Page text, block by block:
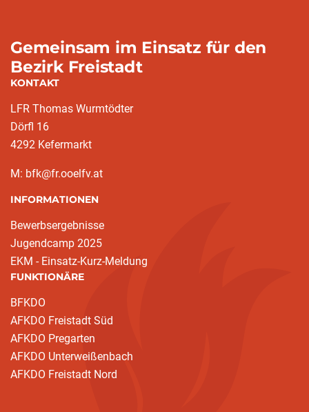
Gemeinsam im Einsatz für den
Bezirk Freistadt
KONTAKT
LFR Thomas Wurmtödter
Dörfl 16
4292 Kefermarkt
M: bfk@fr.ooelfv.at
INFORMATIONEN
Bewerbsergebnisse
Jugendcamp 2025
EKM - Einsatz-Kurz-Meldung
FUNKTIONÄRE
BFKDO
AFKDO Freistadt Süd
AFKDO Pregarten
AFKDO Unterweißenbach
AFKDO Freistadt Nord